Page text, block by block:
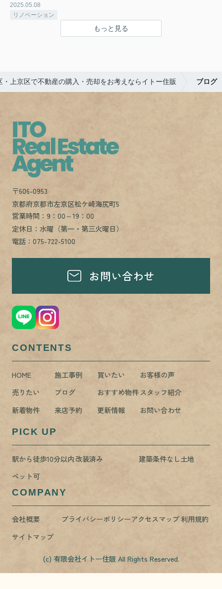
2025.05.08
リノベーション
もっと見る
・上京区で不動産の購入・売却をお考えならイトー住販 ブログ
〒606-0953
京都府京都市左京区松ケ崎海尻町5
営業時間：9：00～19：00
定休日：水曜（第一・第三火曜日）
電話：075-722-5100
お問い合わせ
CONTENTS
HOME 施工事例 買いたい
お客様の声
売りたい
ブログ おすすめ物件スタッフ紹介
新着物件
来店予約 更新情報 お問い合わせ
PICK UP
駅から徒歩10分以内改装済み
建築条件なし土地
ペット可
COMPANY
会社概要 プライバシーポリシーアクセスマップ利用規約
サイトマップ
(c) 有限会社イトー住販 All Rights Reserved.